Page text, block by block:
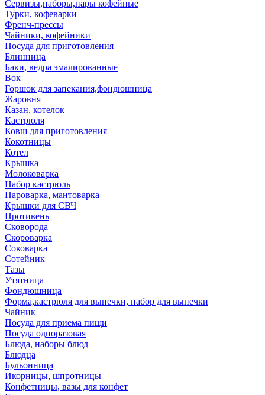
Сервизы,наборы,пары кофейные
Турки, кофеварки
Френч-прессы
Чайники, кофейники
Посуда для приготовления
Блинница
Баки, ведра эмалированные
Вок
Горшок для запекания,фондюшница
Жаровня
Казан, котелок
Кастрюля
Ковш для приготовления
Кокотницы
Котел
Крышка
Молоковарка
Набор кастрюль
Пароварка, мантоварка
Крышки для СВЧ
Противень
Сковорода
Скороварка
Соковарка
Сотейник
Тазы
Утятница
Фондюшница
Форма,кастрюля для выпечки, набор для выпечки
Чайник
Посуда для приема пищи
Посуда одноразовая
Блюда, наборы блюд
Блюдца
Бульонница
Икорницы, шпротницы
Конфетницы, вазы для конфет